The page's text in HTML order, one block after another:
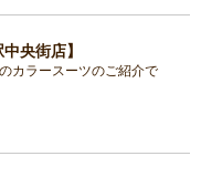
央街店】
カラースーツのご紹介で